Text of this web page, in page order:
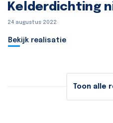
Kelderdichting
24 augustus 2022
Bekijk realisatie
Toon alle